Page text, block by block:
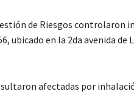
de Riesgos controlaron
ubicado en la 2da avenida de
afectadas por